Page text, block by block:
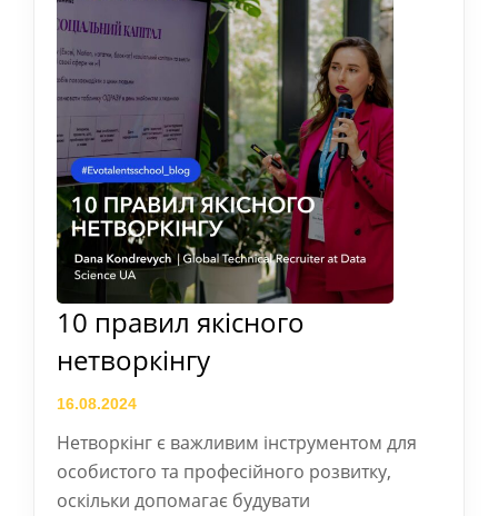
10 правил якісного
нетворкінгу
16.08.2024
Нетворкінг є важливим інструментом для
особистого та професійного розвитку,
оскільки допомагає будувати